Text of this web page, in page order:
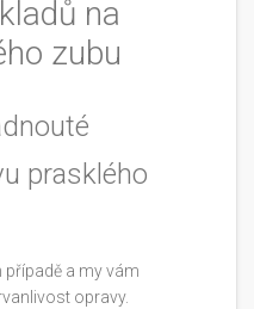
na
zubu
prasklého
a my vám
opravy.